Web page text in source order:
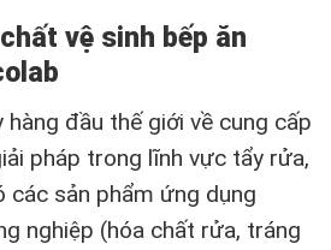
vệ sinh bếp ăn
hàng đầu thế giới về cung cấp
pháp trong lĩnh vực tẩy rửa,
các sản phẩm ứng dụng
nghiệp (hóa chất rửa, tráng